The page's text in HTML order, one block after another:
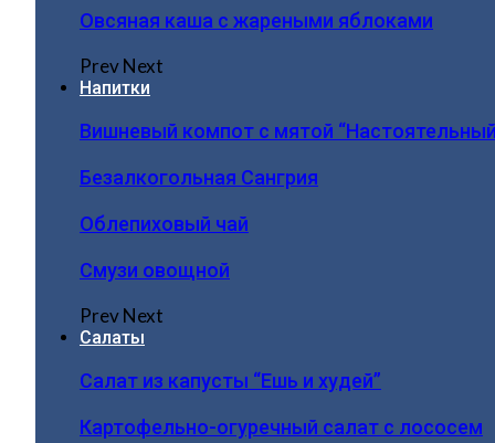
Овсяная каша с жареными яблоками
PrevNext
Напитки
Вишневый компот с мятой
Безалкогольная Сангрия
Облепиховый чай
Смузи овощной
PrevNext
Салаты
Салат из капусты “Ешь и худей”
Картофельно-огуречный салат с лососем